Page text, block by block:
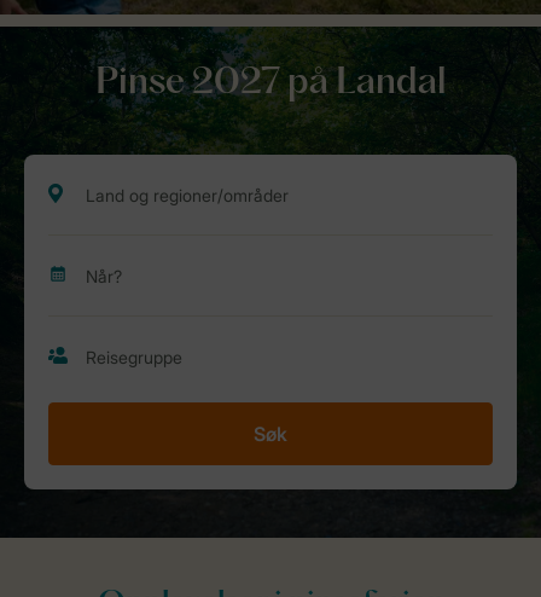
Pinse 2027 på Landal
Søk